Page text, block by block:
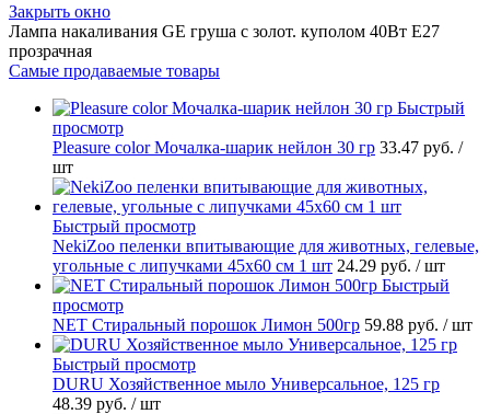
Закрыть окно
Лампа накаливания GE груша с золот. куполом 40Вт Е27
прозрачная
Самые продаваемые товары
Быстрый
просмотр
Pleasure сolor Мочалка-шарик нейлон 30 гр 33.47 руб. /
шт
Быстрый просмотр
NekiZoo пеленки впитывающие для животных, гелевые,
угольные с липучками 45х60 см 1 шт 24.29 руб. / шт
Быстрый
просмотр
NET Стиральный порошок Лимон 500гр 59.88 руб. / шт
Быстрый просмотр
DURU Хозяйственное мыло Универсальное, 125 гр
48.39 руб. / шт